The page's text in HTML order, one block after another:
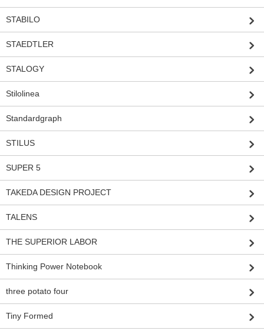
STABILO
STAEDTLER
STALOGY
Stilolinea
Standardgraph
STILUS
SUPER 5
TAKEDA DESIGN PROJECT
TALENS
THE SUPERIOR LABOR
Thinking Power Notebook
three potato four
Tiny Formed